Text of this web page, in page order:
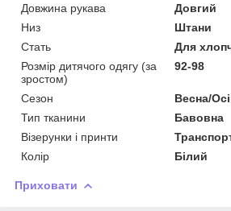
Довжина рукава
Довгий
Низ
Штани
Стать
Для
Розмір дитячого одягу (за
зростом)
92-98
Сезон
Весна/
Тип тканини
Бавовна
Візерунки і принти
Колір
Білий
Приховати